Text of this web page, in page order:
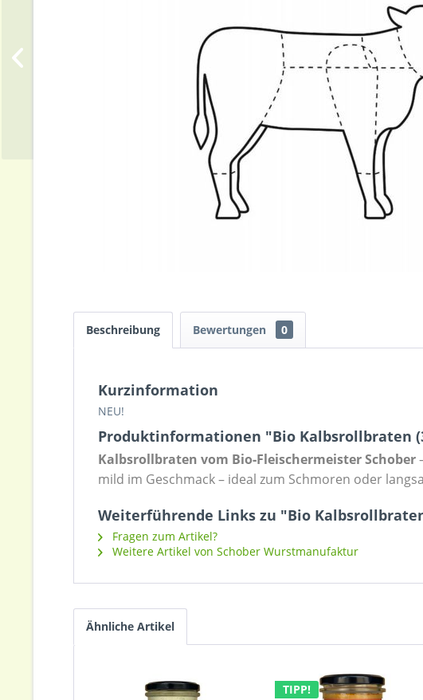
Beschreibung Bewertungen 0
Kurzinformation
NEU!
Produktinformationen "Bio Kalbsrollbraten
Kalbsrollbraten vom Bio‑Fleischermeister Schober
mild im Geschmack – ideal zum Schmoren oder
Weiterführende Links zu "Bio
Fragen zum Artikel?
Weitere Artikel von Schober Wurstmanufaktur
Ähnliche Artikel
TIPP!